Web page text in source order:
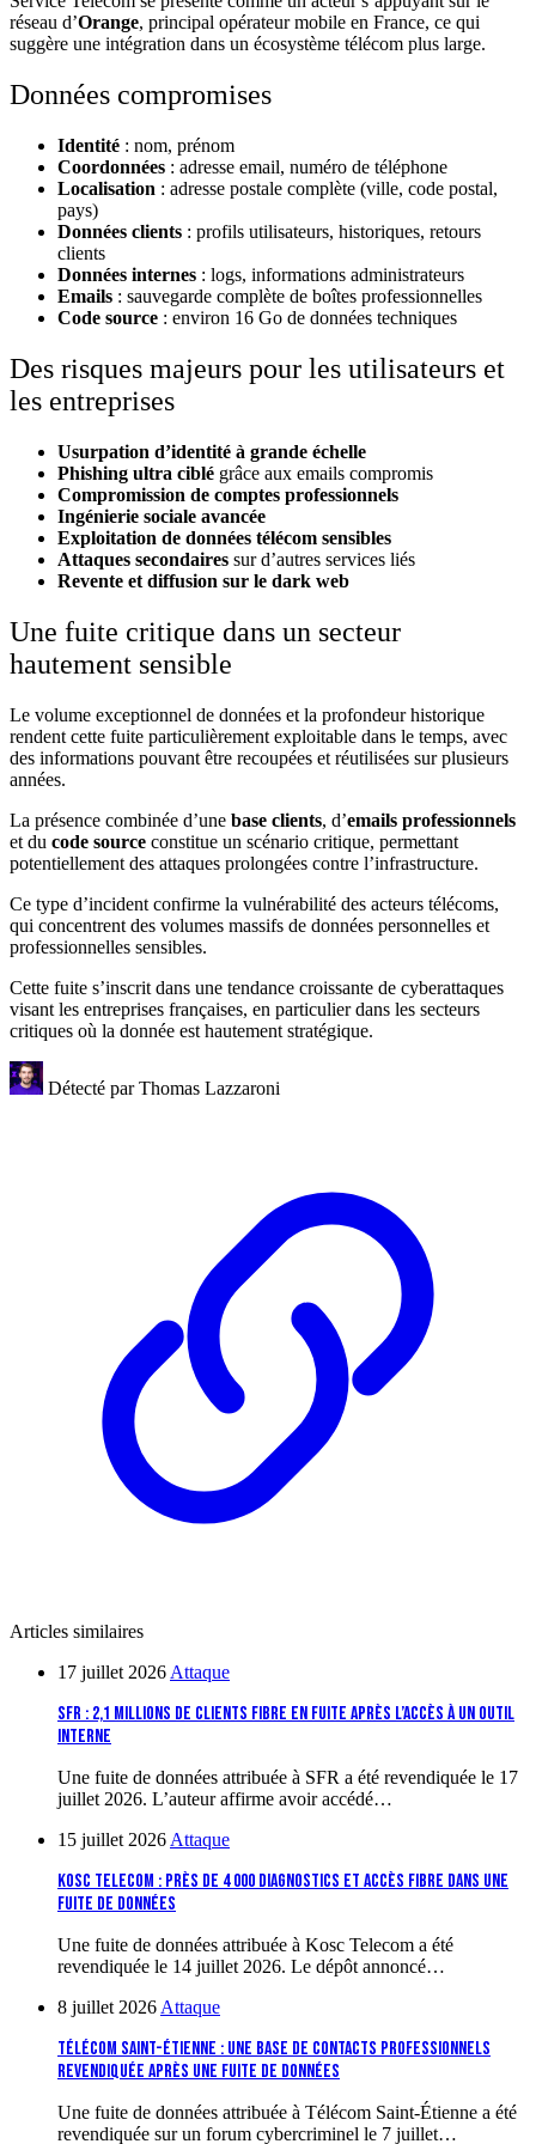
réseau d’Orange, principal opérateur mobile en France, ce qui
suggère une intégration dans un écosystème télécom plus large.
Données compromises
Identité : nom, prénom
Coordonnées : adresse email, numéro de téléphone
Localisation : adresse postale complète (ville, code postal,
pays)
Données clients : profils utilisateurs, historiques, retours
clients
Données internes : logs, informations administrateurs
Emails : sauvegarde complète de boîtes professionnelles
Code source : environ 16 Go de données techniques
Des risques majeurs pour les utilisateurs et
les entreprises
Usurpation d’identité à grande échelle
Phishing ultra ciblé grâce aux emails compromis
Compromission de comptes professionnels
Ingénierie sociale avancée
Exploitation de données télécom sensibles
Attaques secondaires sur d’autres services liés
Revente et diffusion sur le dark web
Une fuite critique dans un secteur
hautement sensible
Le volume exceptionnel de données et la profondeur historique
rendent cette fuite particulièrement exploitable dans le temps, avec
des informations pouvant être recoupées et réutilisées sur plusieurs
années.
La présence combinée d’une base clients, d’emails professionnels
et du code source constitue un scénario critique, permettant
potentiellement des attaques prolongées contre l’infrastructure.
Ce type d’incident confirme la vulnérabilité des acteurs télécoms,
qui concentrent des volumes massifs de données personnelles et
professionnelles sensibles.
Cette fuite s’inscrit dans une tendance croissante de cyberattaques
visant les entreprises françaises, en particulier dans les secteurs
critiques où la donnée est hautement stratégique.
Détecté parThomas Lazzaroni
Articles similaires
17 juillet 2026 Attaque
SFR : 2,1 millions de clients fibre en fuite après l’accès à un outil
interne
Une fuite de données attribuée à SFR a été revendiquée le 17
juillet 2026. L’auteur affirme avoir accédé…
15 juillet 2026 Attaque
Kosc Telecom : près de 4 000 diagnostics et accès fibre dans une
fuite de données
Une fuite de données attribuée à Kosc Telecom a été
revendiquée le 14 juillet 2026. Le dépôt annoncé…
8 juillet 2026 Attaque
Télécom Saint-Étienne : une base de contacts professionnels
revendiquée après une fuite de données
Une fuite de données attribuée à Télécom Saint-Étienne a été
revendiquée sur un forum cybercriminel le 7 juillet…